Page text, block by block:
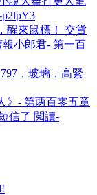
醒來鼠標！ 交貨
小郎君- 第一百
，玻璃，高緊
》- 第两百零五章
信了 閲讀-